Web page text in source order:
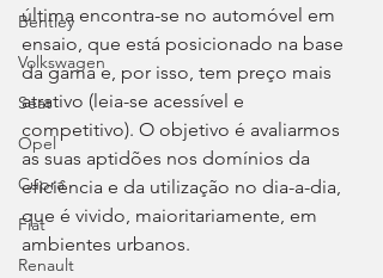
Bentley
Volkswagen
Seat
Opel
Cupra
Fiat
Renault
última encontra-se no automóvel em
ensaio, que está posicionado na base
da gama e, por isso, tem preço mais
atrativo (leia-se acessível e
competitivo). O objetivo é avaliarmos
as suas aptidões nos domínios da
eficiência e da utilização no dia-a-dia,
que é vivido, maioritariamente, em
ambientes urbanos.